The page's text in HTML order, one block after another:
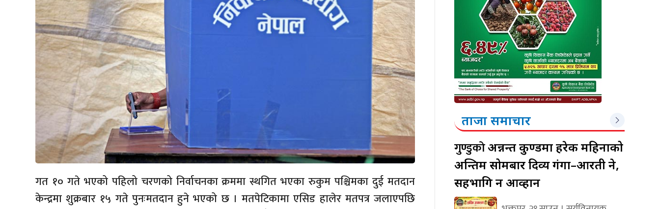
गत १० गते भएको पहिलो चरणको निर्वाचनका क्रममा स्थगित भएका रुकुम पश्चिमका दुई मतदान
केन्द्रमा शुक्रबार १५ गते पुनःमतदान हुने भएको छ । मतपेटिकामा एसिड हालेर मतपत्र जलाएपछि
ताजा समाचार
गुण्डुकोअन्नन्त कुण्डमा हरेक महिनाको
अन्तिम सोमबार दिव्य गंगा–आरती हुने,
सहभागि हुन आव्हान